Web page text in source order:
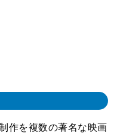
作を複数の著名な映画